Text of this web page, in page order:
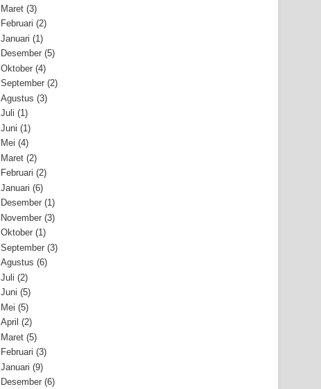
Maret (3)
Februari (2)
Januari (1)
Desember (5)
Oktober (4)
September (2)
Agustus (3)
Juli (1)
Juni (1)
Mei (4)
Maret (2)
Februari (2)
Januari (6)
Desember (1)
November (3)
Oktober (1)
September (3)
Agustus (6)
Juli (2)
Juni (5)
Mei (5)
April (2)
Maret (5)
Februari (3)
Januari (9)
Desember (6)